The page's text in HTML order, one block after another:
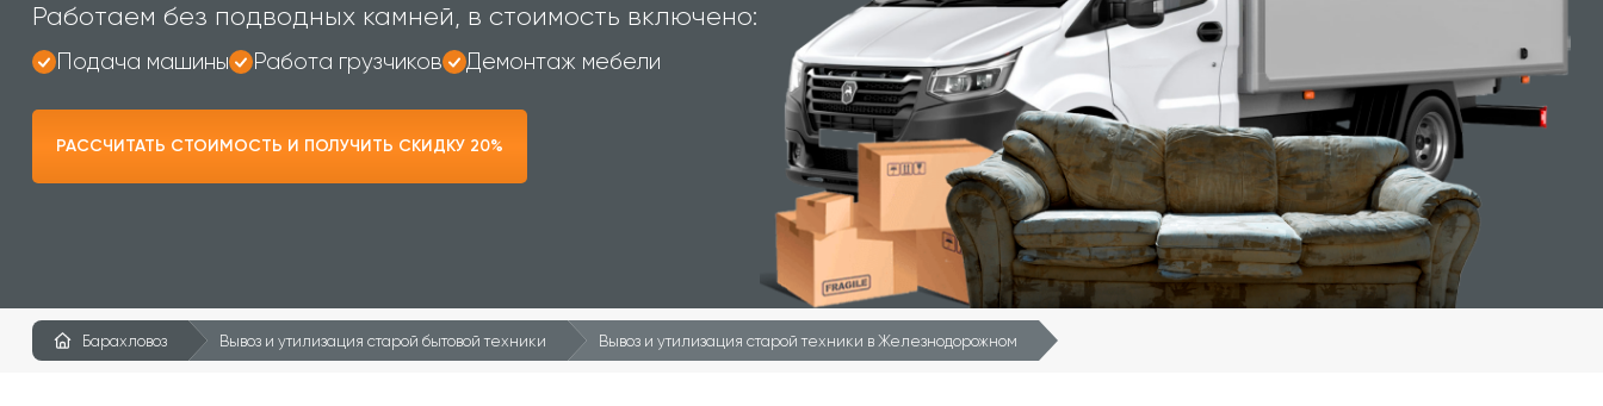
Работаем без подводных камней, в стоимость включено:
Подача машины Работа грузчиков Демонтаж мебели
РАССЧИТАТЬ СТОИМОСТЬ И ПОЛУЧИТЬ СКИДКУ 20%
Барахловоз Вывоз и утилизация старой бытовой техники Вывоз и утилизация старой техники в Железнодорожном